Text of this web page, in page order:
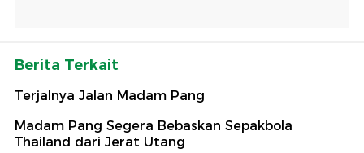
Berita Terkait
Terjalnya Jalan Madam Pang
Madam Pang Segera Bebaskan Sepakbola
Thailand dari Jerat Utang